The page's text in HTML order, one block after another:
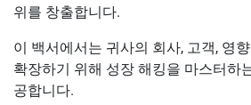
위를 창출합니다.
이 백서에서는 귀사의 회사, 고객, 영
확장하기 위해 성장 해킹을 마스터하
공합니다.